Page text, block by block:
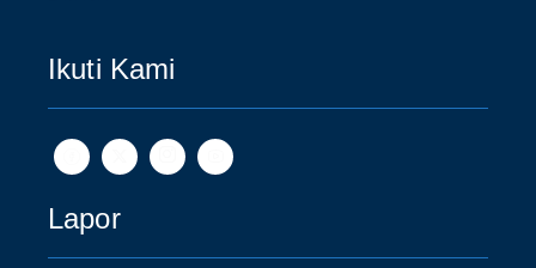
Ikuti Kami
Lapor